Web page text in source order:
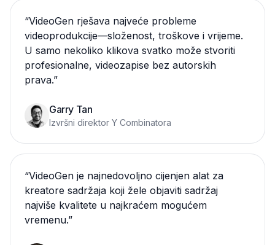
“VideoGen rješava najveće probleme
videoprodukcije—složenost, troškove i vrijeme.
U samo nekoliko klikova svatko može stvoriti
profesionalne, videozapise bez autorskih
prava.”
Garry Tan
Izvršni direktor Y Combinatora
“VideoGen je najnedovoljno cijenjen alat za
kreatore sadržaja koji žele objaviti sadržaj
najviše kvalitete u najkraćem mogućem
vremenu.”